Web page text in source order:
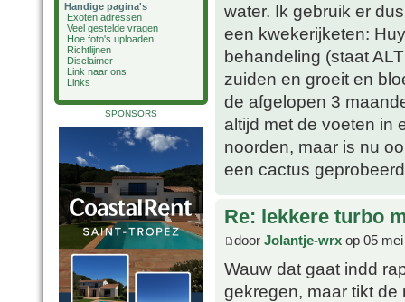
Handige pagina's
Exoten adressen
Veel gestelde vragen
Hoe foto's uploaden
Richtlijnen
Disclaimer
Link naar ons
Links
SPONSORS
water. Ik gebruik er
een kwekerijketen:
behandeling (staat
zuiden en groeit en
de afgelopen 3
altijd met de voeten in
noorden, maar is nu
een cactus
Re: lekkere turbo
door Jolantje-wrx op 05
Wauw dat gaat indd
gekregen, maar tikt